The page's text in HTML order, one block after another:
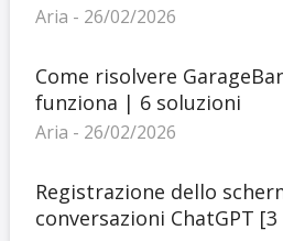
Aria - 26/02/2026
Come risolvere
funziona | 6 soluzioni
Aria - 26/02/2026
Registrazione dello
conversazioni ChatGPT